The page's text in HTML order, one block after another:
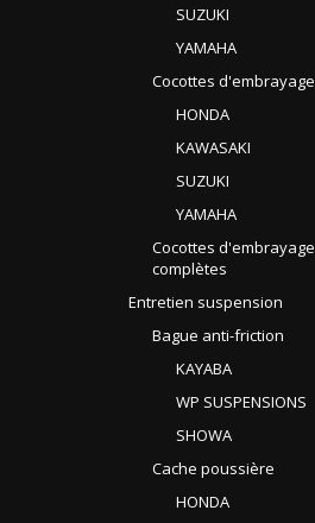
SUZUKI
YAMAHA
Cocottes d'embrayage
HONDA
KAWASAKI
SUZUKI
YAMAHA
Cocottes d'embrayage
complètes
Entretien suspension
Bague anti-friction
KAYABA
WP SUSPENSIONS
SHOWA
Cache poussière
HONDA